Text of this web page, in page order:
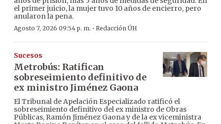
el primer juicio, la mujer tuvo 10 años de encierro, pero
anularon la pena.
Agosto 7, 2026 09:54 p. m. · Redacción ÚH
Sucesos
Metrobús: Ratifican
sobreseimiento definitivo de
ex ministro Jiménez Gaona
El Tribunal de Apelación Especializado ratificó el
sobreseimiento definitivo del ex ministro de Obras
Públicas, Ramón Jiménez Gaona y de la ex viceministra